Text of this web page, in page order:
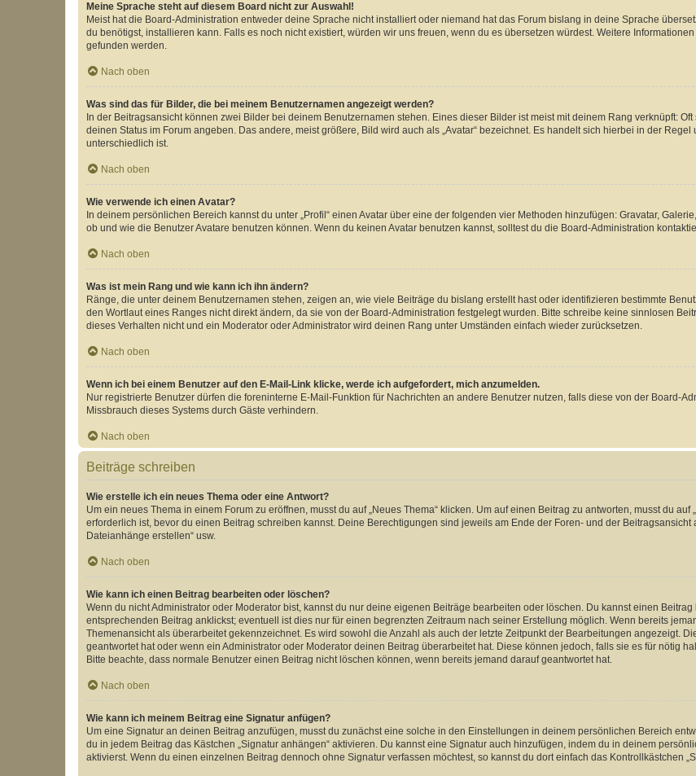
Meine Sprache steht auf diesem Board nicht zur Auswahl!
Meist hat die Board-Administration entweder deine Sprache nicht installiert oder niemand hat das Forum bislang in deine Sprache
du benötigst, installieren kann. Falls es noch nicht existiert, würden wir uns freuen, wenn du es übersetzen würdest. Weitere
gefunden werden.
Nach oben
Was sind das für Bilder, die bei meinem Benutzernamen angezeigt werden?
In der Beitragsansicht können zwei Bilder bei deinem Benutzernamen stehen. Eines dieser Bilder ist meist mit deinem Rang verknüpft:
deinen Status im Forum angeben. Das andere, meist größere, Bild wird auch als „Avatar“ bezeichnet. Es handelt sich hierbei in der
unterschiedlich ist.
Nach oben
Wie verwende ich einen Avatar?
In deinem persönlichen Bereich kannst du unter „Profil“ einen Avatar über eine der folgenden vier Methoden hinzufügen: Gravatar,
ob und wie die Benutzer Avatare benutzen können. Wenn du keinen Avatar benutzen kannst, solltest du die Board-Administration
Nach oben
Was ist mein Rang und wie kann ich ihn ändern?
Ränge, die unter deinem Benutzernamen stehen, zeigen an, wie viele Beiträge du bislang erstellt hast oder identifizieren bestimmte
den Wortlaut eines Ranges nicht direkt ändern, da sie von der Board-Administration festgelegt wurden. Bitte schreibe keine sinnlosen
dieses Verhalten nicht und ein Moderator oder Administrator wird deinen Rang unter Umständen einfach wieder zurücksetzen.
Nach oben
Wenn ich bei einem Benutzer auf den E-Mail-Link klicke, werde ich aufgefordert, mich anzumelden.
Nur registrierte Benutzer dürfen die foreninterne E-Mail-Funktion für Nachrichten an andere Benutzer nutzen, falls diese von der Board-
Missbrauch dieses Systems durch Gäste verhindern.
Nach oben
Beiträge schreiben
Wie erstelle ich ein neues Thema oder eine Antwort?
Um ein neues Thema in einem Forum zu eröffnen, musst du auf „Neues Thema“ klicken. Um auf einen Beitrag zu antworten, musst du
erforderlich ist, bevor du einen Beitrag schreiben kannst. Deine Berechtigungen sind jeweils am Ende der Foren- und der Beitragsansicht
Dateianhänge erstellen“ usw.
Nach oben
Wie kann ich einen Beitrag bearbeiten oder löschen?
Wenn du nicht Administrator oder Moderator bist, kannst du nur deine eigenen Beiträge bearbeiten oder löschen. Du kannst einen
entsprechenden Beitrag anklickst; eventuell ist dies nur für einen begrenzten Zeitraum nach seiner Erstellung möglich. Wenn bereits
Themenansicht als überarbeitet gekennzeichnet. Es wird sowohl die Anzahl als auch der letzte Zeitpunkt der Bearbeitungen angezeigt.
geantwortet hat oder wenn ein Administrator oder Moderator deinen Beitrag überarbeitet hat. Diese können jedoch, falls sie es für nötig
Bitte beachte, dass normale Benutzer einen Beitrag nicht löschen können, wenn bereits jemand darauf geantwortet hat.
Nach oben
Wie kann ich meinem Beitrag eine Signatur anfügen?
Um eine Signatur an deinen Beitrag anzufügen, musst du zunächst eine solche in den Einstellungen in deinem persönlichen Bereich
du in jedem Beitrag das Kästchen „Signatur anhängen“ aktivieren. Du kannst eine Signatur auch hinzufügen, indem du in deinem
aktivierst. Wenn du einen einzelnen Beitrag dennoch ohne Signatur verfassen möchtest, so kannst du dort einfach das Kontrollkästchen